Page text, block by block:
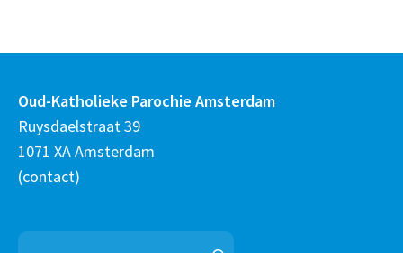
Oud-Katholieke Parochie Amsterdam
Ruysdaelstraat 39
1071 XA Amsterdam
(contact)
Zoeken